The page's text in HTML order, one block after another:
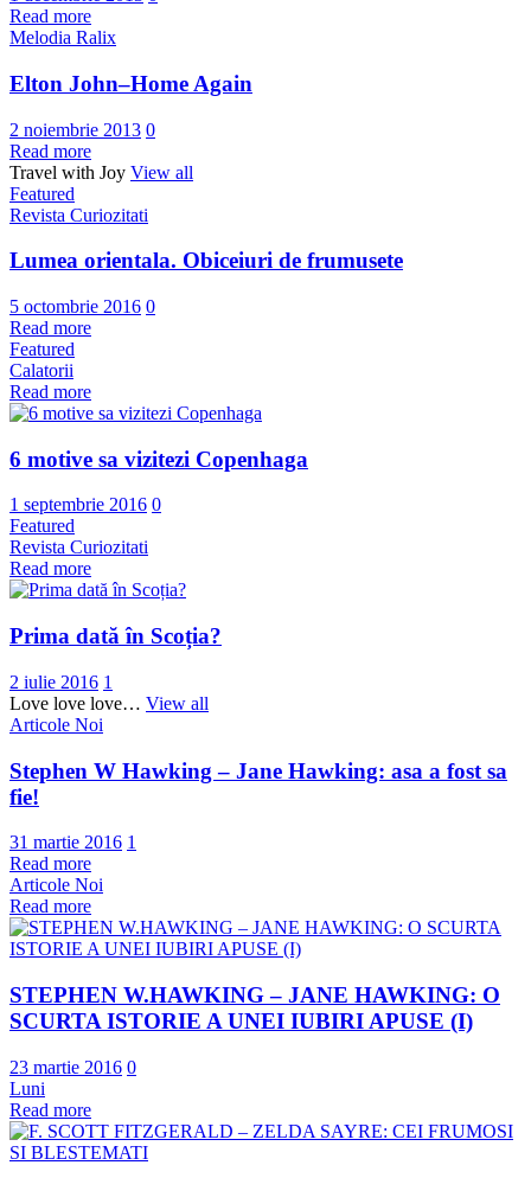
Read more
Melodia Ralix
Elton John–Home Again
2 noiembrie 2013 0
Read more
Travel with Joy View all
Featured
Revista Curiozitati
Lumea orientala. Obiceiuri de frumusete
5 octombrie 2016 0
Read more
Featured
Calatorii
Read more
6 motive sa vizitezi Copenhaga
1 septembrie 2016 0
Featured
Revista Curiozitati
Read more
Prima dată în Scoția?
2 iulie 2016 1
Love love love… View all
Articole Noi
Stephen W Hawking – Jane Hawking: asa a fost sa
fie!
31 martie 2016 1
Read more
Articole Noi
Read more
STEPHEN W.HAWKING – JANE HAWKING: O
SCURTA ISTORIE A UNEI IUBIRI APUSE (I)
23 martie 2016 0
Luni
Read more